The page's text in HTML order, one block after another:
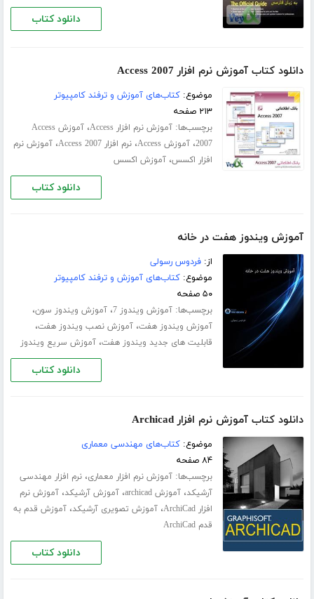
دانلود کتاب
دانلود کتاب آموزش نرم افزار Access 2007
موضوع:کتاب‌های آموزش و ترفند کامپیوتر
۲۱۳ صفحه
برچسب‌ها:آموزش نرم افزار Access ،
آموزش Access
2007،آموزش Access ،نرم افزار Access 2007 ،آموزش نرم
افزار اکسس،آموزش اکسس
دانلود کتاب
آموزش ویندوز هفت در خانه
از:فردوس رسولی
موضوع:کتاب‌های آموزش و ترفند کامپیوتر
۵۰ صفحه
برچسب‌ها:آموزش ویندوز 7 ،آموزش ویندوز سون،
آموزش ویندوز هفت،آموزش نصب ویندوز هفت،
قابلیت های جدید ویندوز هفت،آموزش سریع ویندوز
دانلود کتاب
دانلود کتاب آموزش نرم افزار Archicad
موضوع:کتاب‌های مهندسی معماری
۸۴ صفحه
برچسب‌ها:آموزش نرم افزار معماری،نرم افزار مهندسی
آرشیکد،آموزش archicad ،آموزش آرشیکد،آموزش نرم
افزار ArchiCad
،آموزش تصویری آرشیکد،آموزش قدم به
قدم ArchiCad
دانلود کتاب